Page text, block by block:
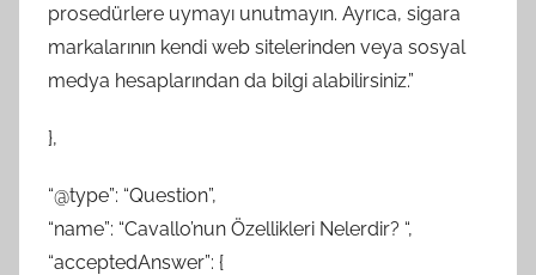
prosedürlere uymayı unutmayın. Ayrıca, sigara
markalarının kendi web sitelerinden veya sosyal
medya hesaplarından da bilgi alabilirsiniz.”
},
“@type”: “Question”,
“name”: “Cavallo’nun Özellikleri Nelerdir? “,
“acceptedAnswer”: {